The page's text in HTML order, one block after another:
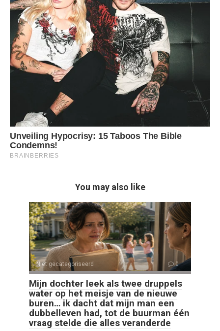
You may also like
Niet gecategoriseerd 0
Mijn dochter leek als twee druppels
water op het meisje van de nieuwe
buren… ik dacht dat mijn man een
dubbelleven had, tot de buurman één
vraag stelde die alles veranderde